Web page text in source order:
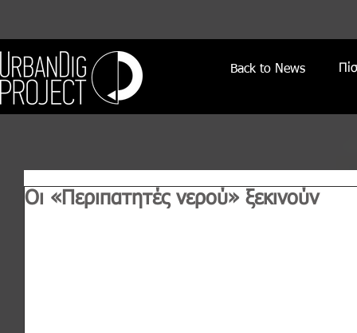
Back to News
Οι «Περιπατητές νερού» ξεκινούν